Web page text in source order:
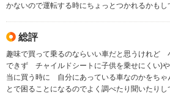
かないので運転する時にちょっとつかれるかもし
総評
趣味で買って乗るのならいい車だと思うけれど
できず チャイルドシートに子供を乗せにくい)
当に買う時に 自分にあっている車なのかをち
とで困ることになるのでよく調べたり聞いたり